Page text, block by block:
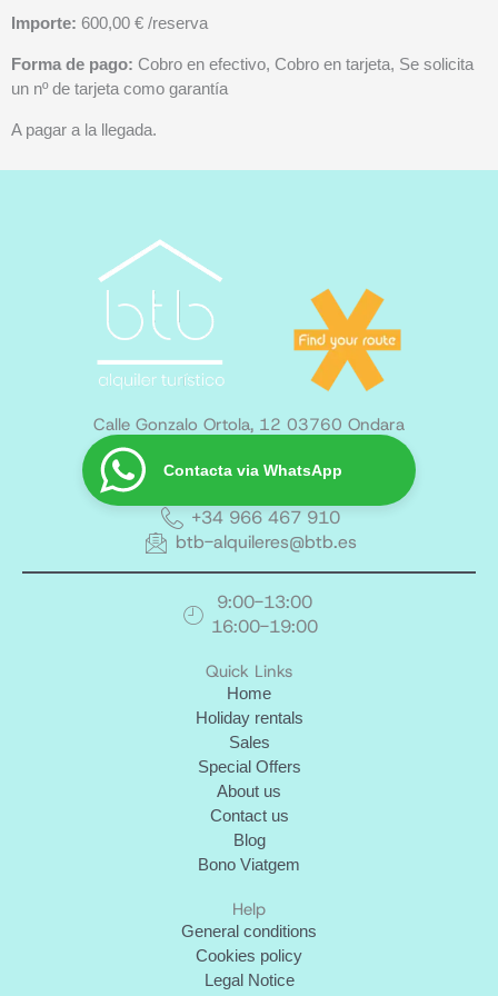
Importe: 600,00 € /reserva
Forma de pago: Cobro en efectivo, Cobro en tarjeta, Se solicita
un nº de tarjeta como garantía
A pagar a la llegada.
Calle Gonzalo Ortola, 12 03760 Ondara
Contacta via WhatsApp
+34 966 467 910
btb-alquileres@btb.es
9:00-13:00
16:00-19:00
Quick Links
Home
Holiday rentals
Sales
Special Offers
About us
Contact us
Blog
Bono Viatgem
Help
General conditions
Cookies policy
Legal Notice